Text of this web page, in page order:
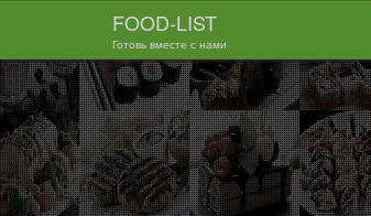
FOOD-LIST
Готовь вместе с нами